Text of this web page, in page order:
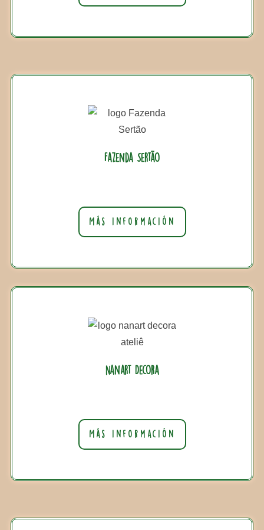
Fazenda Sertão
Más información
Nanart Decora
Más información